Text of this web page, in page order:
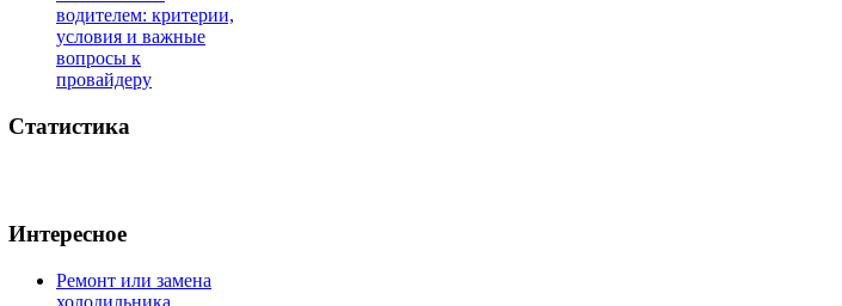
водителем: критерии,
условия и важные
вопросы к
провайдеру
Статистика
Интересное
Ремонт или замена